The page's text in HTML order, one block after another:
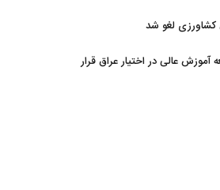
کشاورزی لغو شد
آموزش عالی در اختیار عراق قرار